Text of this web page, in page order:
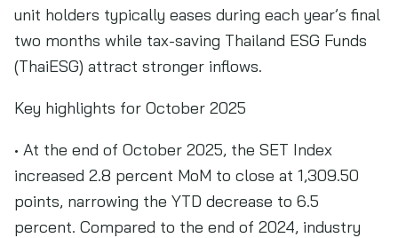
unit holders typically eases during each year’s final
two months while tax-saving Thailand ESG Funds
(ThaiESG) attract stronger inflows.
Key highlights for October 2025
• At the end of October 2025, the SET Index
increased 2.8 percent MoM to close at 1,309.50
points, narrowing the YTD decrease to 6.5
percent. Compared to the end of 2024, industry